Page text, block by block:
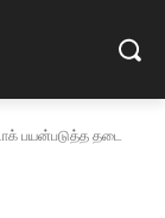
பயன்படுத்த தடை